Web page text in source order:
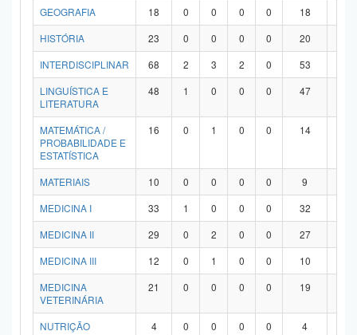
GEOGRAFIA
18 0 0 0 0 18
HISTÓRIA
23 0 0 0 0 20
INTERDISCIPLINAR
68 2 3 2 0 53
LINGUÍSTICA E
LITERATURA
48 1 0 0 0 47
MATEMÁTICA /
PROBABILIDADE E
ESTATÍSTICA
16 0 1 0 0 14
MATERIAIS 10 0 0 0 0 9
MEDICINA I
33 1 0 0 0 32
MEDICINA II
29 0 2 0 0 27
MEDICINA III
12 0 1 0 0 10
MEDICINA
VETERINÁRIA
21 0 0 0 0 19
NUTRIÇÃO 4 0 0 0 0 4